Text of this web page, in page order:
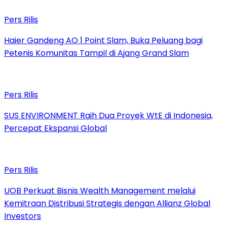
Pers Rilis
Haier Gandeng AO 1 Point Slam, Buka Peluang bagi
Petenis Komunitas Tampil di Ajang Grand Slam
Pers Rilis
SUS ENVIRONMENT Raih Dua Proyek WtE di Indonesia,
Percepat Ekspansi Global
Pers Rilis
UOB Perkuat Bisnis Wealth Management melalui
Kemitraan Distribusi Strategis dengan Allianz Global
Investors